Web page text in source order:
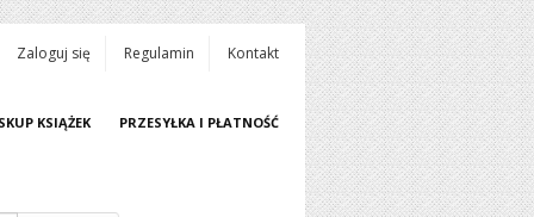
Zaloguj się Regulamin Kontakt
KSIĄŻEK PRZESYŁKA I PŁATNOŚĆ